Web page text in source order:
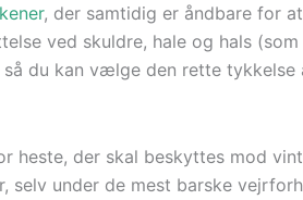
, der samtidig er åndbare for
ved skuldre, hale og hals (som
du kan vælge den rette
heste, der skal beskyttes mod
selv under de mest barske